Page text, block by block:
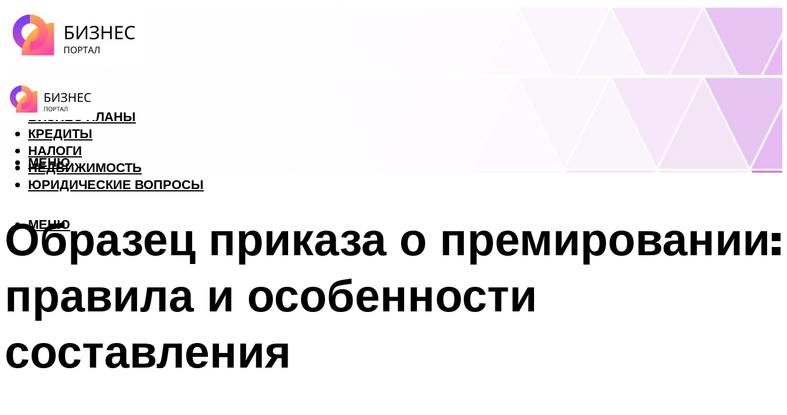
ФОРЕКС
БИЗНЕС ПЛАНЫ
КРЕДИТЫ
НАЛОГИ
НЕДВИЖИМОСТЬ
ЮРИДИЧЕСКИЕ ВОПРОСЫ
МЕНЮ
МЕНЮ
Образец приказа о премировании:
правила и особенности
составления